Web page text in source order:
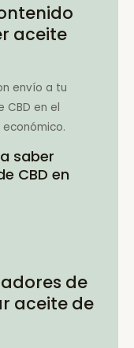
aceite
envío a tu
CBD en el
saber
CBD en
de
aceite de